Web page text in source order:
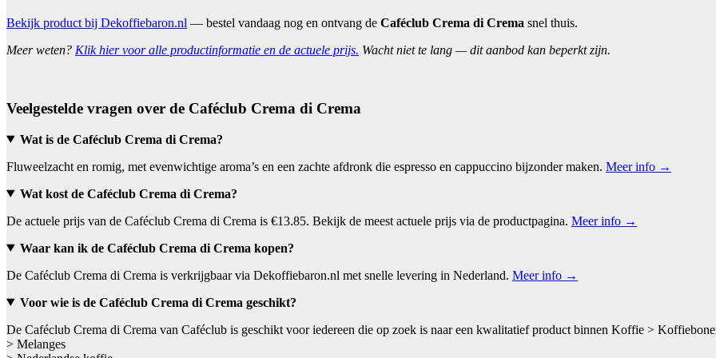
Bekijk product bij Dekoffiebaron.nl — bestel vandaag nog en ontvang de Caféclub Crema di Crema snel thuis.
Meer weten? Klik hier voor alle productinformatie en de actuele prijs. Wacht niet te lang — dit aanbod kan beperkt zijn.
Veelgestelde vragen over de Caféclub Crema di Crema
Wat is de Caféclub Crema di Crema?
Fluweelzacht en romig, met evenwichtige aroma’s en een zachte afdronk die espresso en cappuccino bijzonder maken. Meer info →
Wat kost de Caféclub Crema di Crema?
De actuele prijs van de Caféclub Crema di Crema is €13.85. Bekijk de meest actuele prijs via de productpagina. Meer info →
Waar kan ik de Caféclub Crema di Crema kopen?
De Caféclub Crema di Crema is verkrijgbaar via Dekoffiebaron.nl met snelle levering in Nederland. Meer info →
Voor wie is de Caféclub Crema di Crema geschikt?
De Caféclub Crema di Crema van Caféclub is geschikt voor iedereen die op zoek is naar een kwalitatief product binnen Koffie >
> Melanges